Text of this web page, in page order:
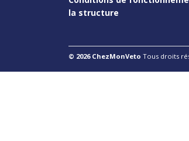
la structure
© 2026 ChezMonVeto Tous droits